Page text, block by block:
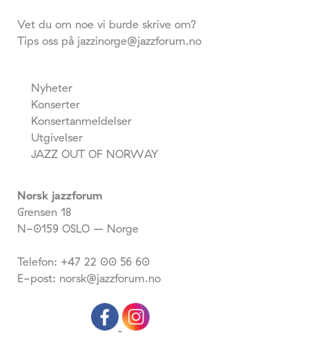
Vet du om noe vi burde skrive om?
Tips oss på jazzinorge@jazzforum.no
Nyheter
Konserter
Konsertanmeldelser
Utgivelser
JAZZ OUT OF NORWAY
Norsk jazzforum
Grensen 18
N-0159 OSLO – Norge
Telefon: +47 22 00 56 60
E-post: norsk@jazzforum.no